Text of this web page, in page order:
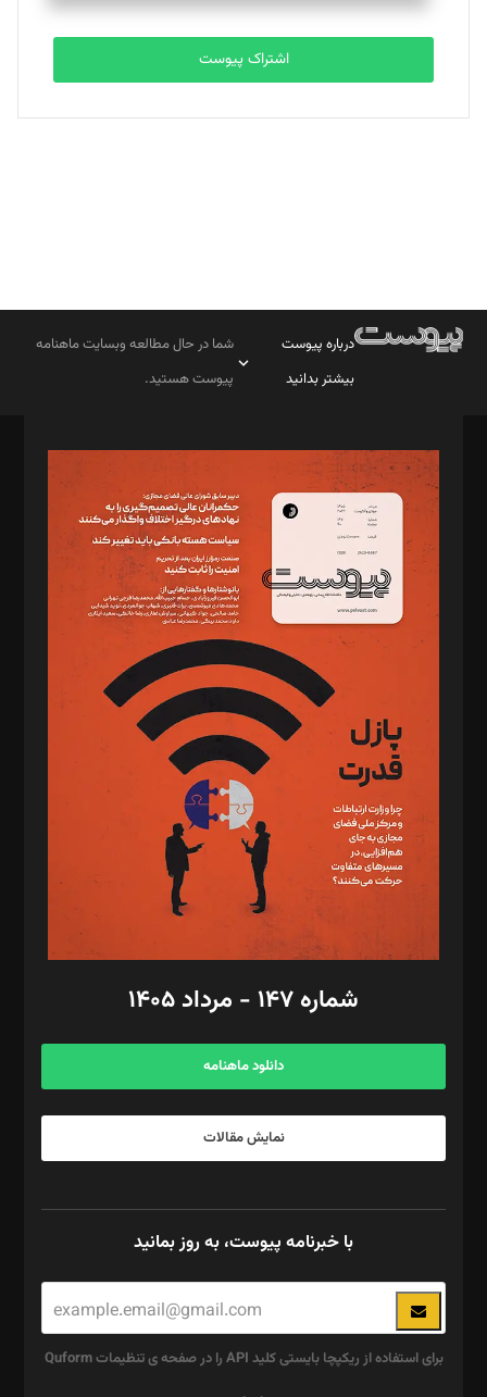
تحریریه
بابک نقاش
تحریریه
اشتراک پیوست
درباره پیوست
بیشتر بدانید
شما در حال مطالعه وبسایت ماهنامه
پیوست هستید.
مدیر مسئول: محمدباقر اثنی‌عشری
سردبیر: مهرک محمودی
دبیر تحریریه: میثم قاسمی
د‌بیر ناداستان: سمانه سمیع
د‌بیر خدمت و تجارت: ابوالفضل رجبی
د‌بیر حقوق فناوری: حسام‌الدین ایپکچی
د‌بیر پیوست جهان: مینا پاکدل
د‌بیر تحریریه آنلاین: بابک نقاش
تحریریه‌: مجتبی محمود‌ی، آرش برهمند، یسنا امان‌پور، سروش کرمیان،
مصطفی مسجدی آرانی، ابوالفضل رجبی، زهرا فکرانه، فائزه فتحی
رستمی،مصطفی باستان
ویرایش: نگار استاد‌‌آقا
طراح یونیفرم: مجید توکلی
فیلمبرداری و عکاسی: امیر شفیعی، مانی لطفی زاده
گرافیک و صفحه‌آرایی: سید‌سبحان‌علی ثابت
مد‌یر توسعه تجاری: کامبیز برید‌
امور مالی: شاپور رهبری، محمد‌ کاظمی‌نیا
آگهی و مشترکین: ۰۹۱۹۹۹۹۰۴۵۴
شماره ۱۴۷ - مرداد ۱۴۰۵
دانلود ماهنامه
نمایش مقالات
با خبرنامه پیوست، به روز بمانید
برای استفاده از ریکپچا بایستی کلید API را در صفحه ی تنظیمات Quform